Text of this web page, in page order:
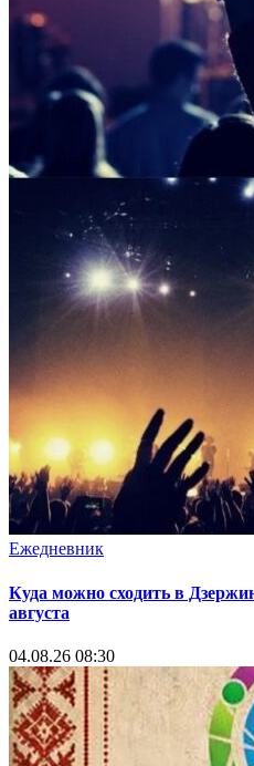
Ежедневник
Куда можно сходить в
августа
04.08.26 08:30